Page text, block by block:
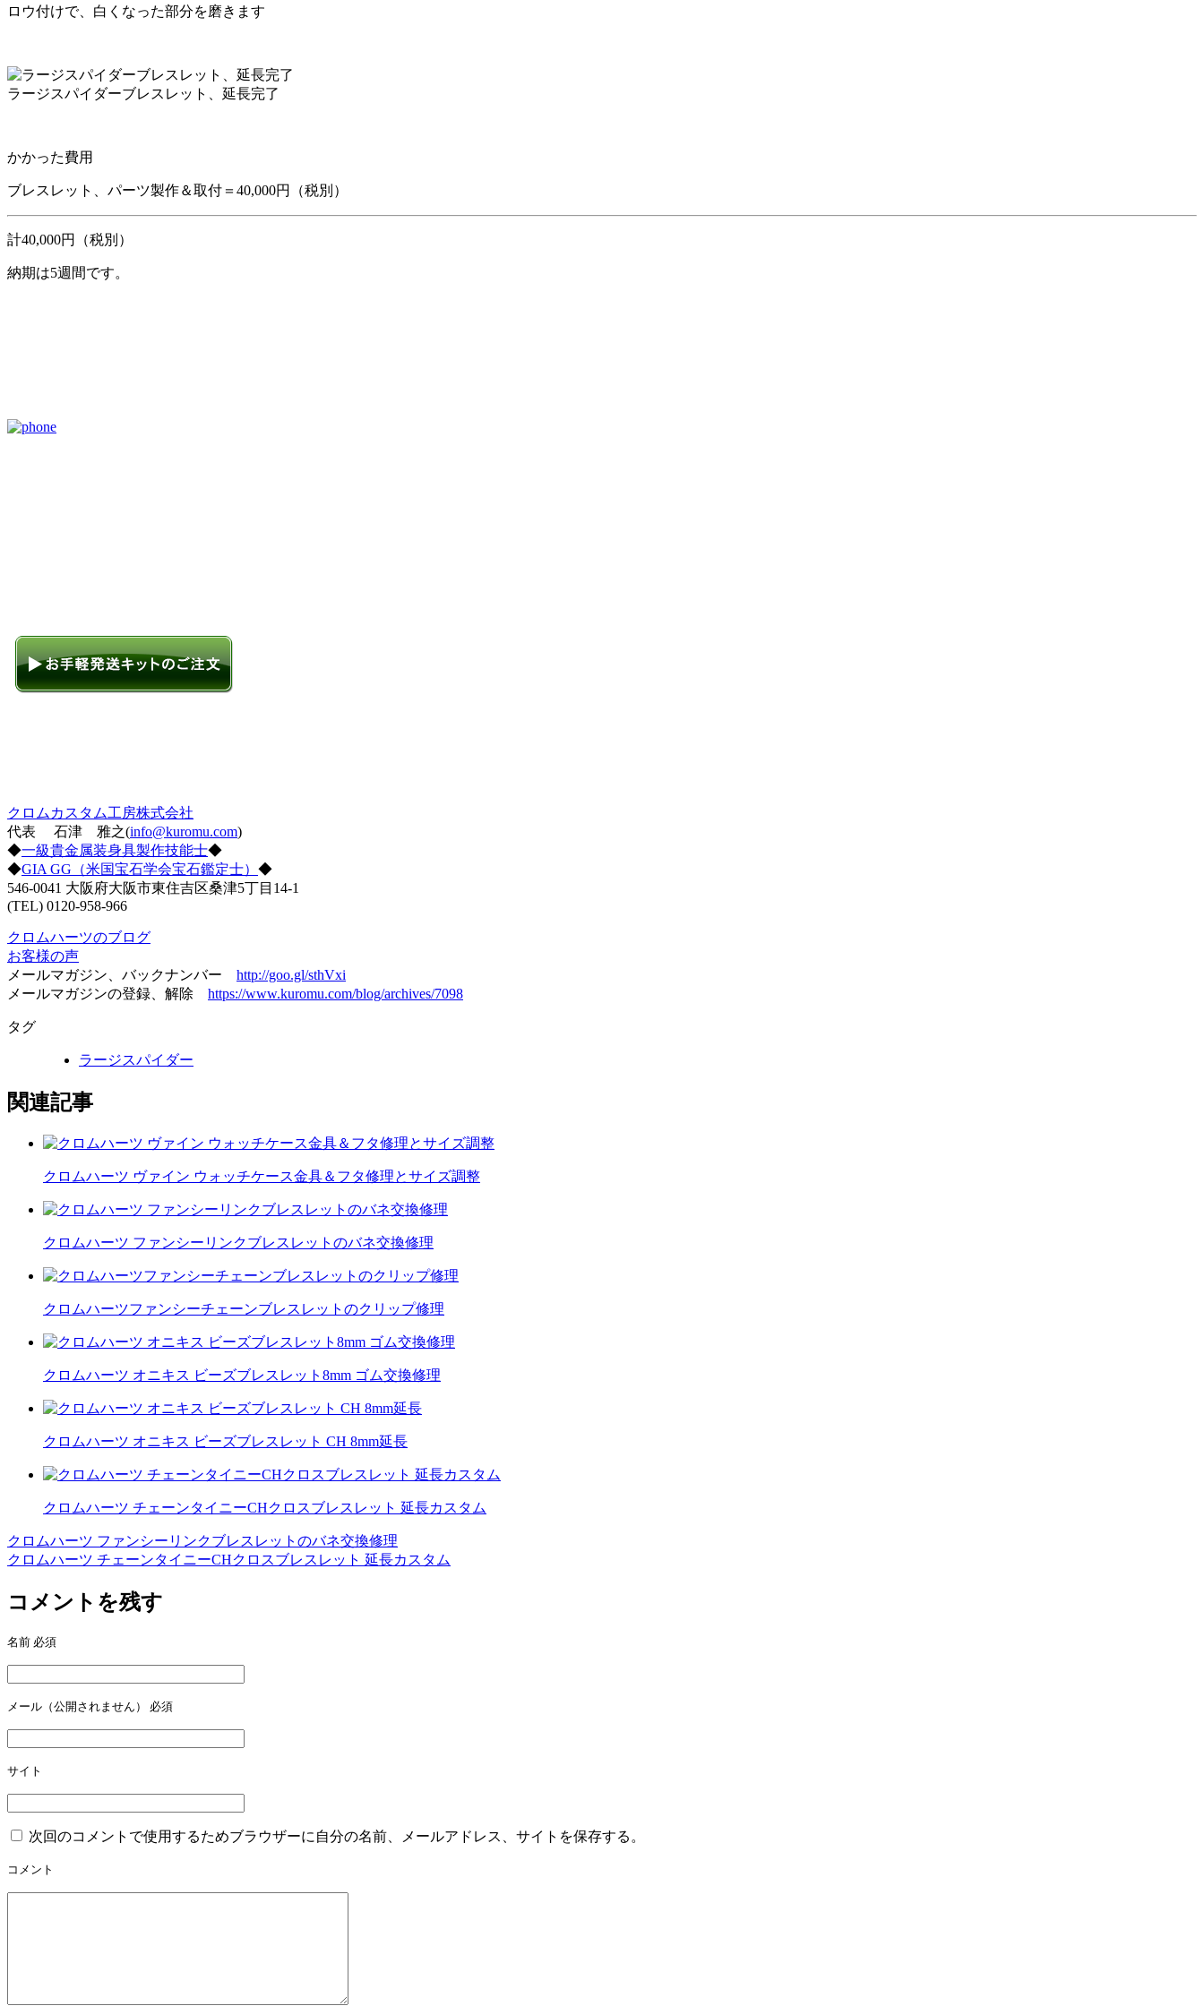
ロウ付けで、白くなった部分を磨きます
ラージスパイダーブレスレット、延長完了
かかった費用
ブレスレット、パーツ製作＆取付＝40,000円（税別）
計40,000円（税別）
納期は5週間です。
クロムカスタム工房株式会社
代表 石津 雅之(info@kuromu.com)
◆一級貴金属装身具製作技能士◆
◆GIA GG（米国宝石学会宝石鑑定士） ◆
546-0041 大阪府大阪市東住吉区桑津5丁目14-1
(TEL) 0120-958-966
クロムハーツのブログ
お客様の声
メールマガジン、バックナンバー http://goo.gl/sthVxi
メールマガジンの登録、解除 https://www.kuromu.com/blog/archives/7098
タグ
ラージスパイダー
関連記事
クロムハーツ ヴァイン ウォッチケース金具＆フタ修理とサイズ調整
クロムハーツ ファンシーリンクブレスレットのバネ交換修理
クロムハーツファンシーチェーンブレスレットのクリップ修理
クロムハーツ オニキス ビーズブレスレット8mm ゴム交換修理
クロムハーツ オニキス ビーズブレスレット CH 8mm延長
クロムハーツ チェーンタイニーCHクロスブレスレット 延長カスタム
投
稿
ナ
ビ
ゲ
ー
シ
ョ
ン
クロムハーツ ファンシーリンクブレスレットのバネ交換修理
クロムハーツ チェーンタイニーCHクロスブレスレット 延長カスタム
コメントを残す
名前 必須
メール（公開されません） 必須
サイト
次回のコメントで使用するためブラウザーに自分の名前、メールアドレス、サイトを保存する。
コメント